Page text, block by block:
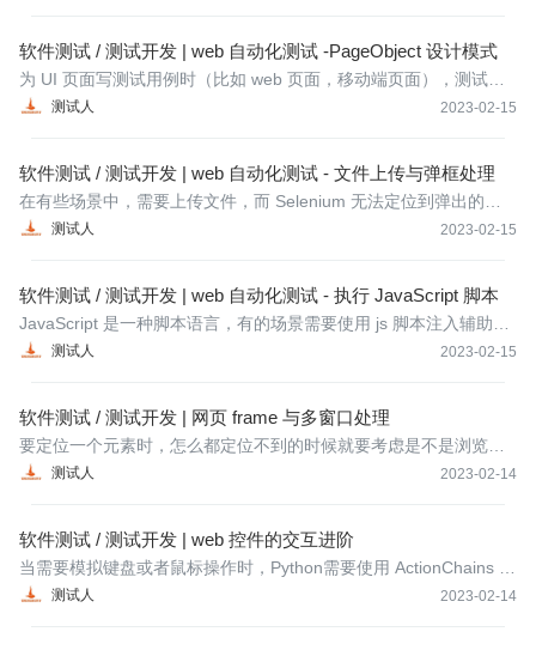
软件测试 / 测试开发 | web 自动化测试 -PageObject 设计模式
测试人 2023-02-15
为 UI 页面写测试用例时（比如 web 页面，移动端页面），测试用
例会存在大量元素和操作细节。当 UI 变化时，测试用例也要跟着变
软件测试 / 测试开发 | web 自动化测试 - 文件上传与弹框处理
测试人 2023-02-15
在有些场景中，需要上传文件，而 Selenium 无法定位到弹出的文
件框，以及网页弹出的提醒。这些都是需要特殊的方式来处理。
软件测试 / 测试开发 | web 自动化测试 - 执行 JavaScript 脚本
测试人 2023-02-15
JavaScript 是一种脚本语言，有的场景需要使用 js 脚本注入辅助我
们完成 Selenium 无法做到的事情。
软件测试 / 测试开发 | 网页 frame 与多窗口处理
测试人 2023-02-14
要定位一个元素时，怎么都定位不到的时候就要考虑是不是浏览器
内嵌了一个 frame 窗口或者要找的元素在新打开的窗口里。这时候
软件测试 / 测试开发 | web 控件的交互进阶
测试人 2023-02-14
当需要模拟键盘或者鼠标操作时，Python需要使用 ActionChains 来
处理，Java需要 Actions 来处理。